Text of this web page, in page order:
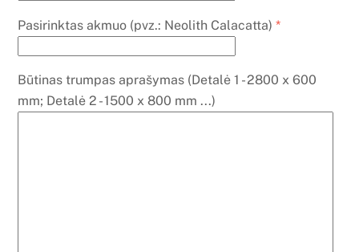
Pasirinktas akmuo (pvz.: Neolith Calacatta) *
Būtinas trumpas aprašymas (Detalė 1 - 2800 x 600
mm; Detalė 2 - 1500 x 800 mm ...)